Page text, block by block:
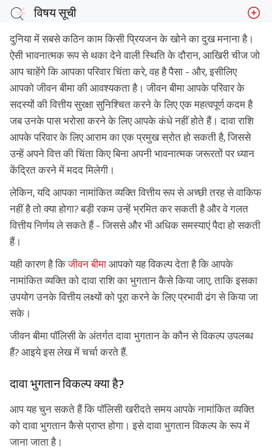
विषय सूची
उपसंहार!
दुनिया में सबसे कठिन काम किसी प्रियजन के खोने का दुख मनाना है।
ऐसी भावनात्मक रूप से थका देने वाली स्थिति के दौरान, आखिरी चीज जो
आप चाहेंगे कि आपका परिवार चिंता करे, वह है पैसा - और, इसीलिए
आपको जीवन बीमा की आवश्यकता है। जीवन बीमा आपके परिवार के
सदस्यों की वित्तीय सुरक्षा सुनिश्चित करने के लिए एक महत्वपूर्ण कदम है
जब उनके पास भरोसा करने के लिए आपके कंधे नहीं होते हैं। दावा राशि
आपके परिवार के लिए आराम का एक प्रमुख स्रोत हो सकती है, जिससे
उन्हें अपने वित्त की चिंता किए बिना अपनी भावनात्मक जरूरतों पर ध्यान
केंद्रित करने में मदद मिलेगी।
लेकिन, यदि आपका नामांकित व्यक्ति वित्तीय रूप से अच्छी तरह से वाकिफ
नहीं है तो क्या होगा? बड़ी रकम उन्हें भ्रमित कर सकती है और वे गलत
वित्तीय निर्णय ले सकते हैं - जिससे और भी अधिक समस्याएं पैदा हो सकती
हैं।
यही कारण है किजीवन बीमा आपको यह विकल्प देता है कि आपके
नामांकित व्यक्ति को दावा राशि का भुगतान कैसे किया जाए, ताकि इसका
उपयोग उनके वित्तीय लक्ष्यों को पूरा करने के लिए प्रभावी ढंग से किया जा
सके।
जीवन बीमा पॉलिसी के अंतर्गत दावा भुगतान के कौन से विकल्प उपलब्ध
हैं? आइये इस लेख में चर्चा करते हैं.
दावा भुगतान विकल्प क्या है?
आप यह चुन सकते हैं कि पॉलिसी खरीदते समय आपके नामांकित व्यक्ति
को दावा भुगतान कैसे प्राप्त होगा। इसे दावा भुगतान विकल्प के रूप में
जाना जाता है।